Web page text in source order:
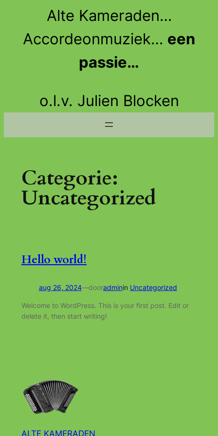
inhoud
Alte Kameraden…
Accordeonmuziek… een
passie…
o.l.v. Julien Blocken
Categorie:
Uncategorized
Hello world!
aug 26, 2024—dooradminin Uncategorized
Welcome to WordPress. This is your first post. Edit or
delete it, then start writing!
ALTE KAMERADEN